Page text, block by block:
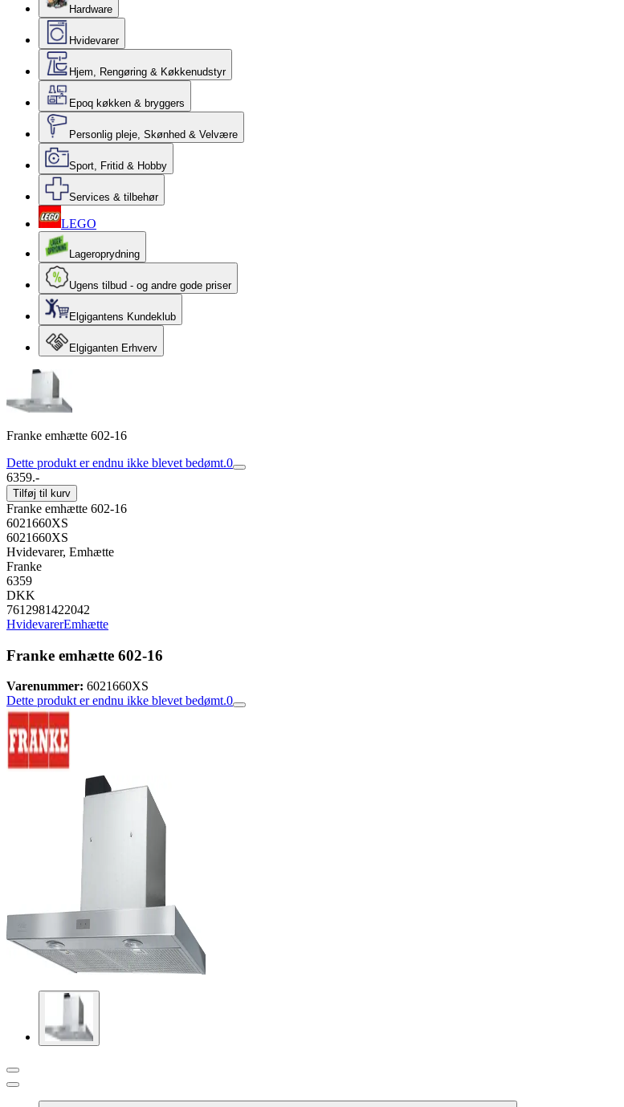
Hardware
Hvidevarer
Hjem, Rengøring & Køkkenudstyr
Epoq køkken & bryggers
Personlig pleje, Skønhed & Velvære
Sport, Fritid & Hobby
Services & tilbehør
LEGO
Lageroprydning
Ugens tilbud - og andre gode priser
Elgigantens Kundeklub
Elgiganten Erhverv
Franke emhætte 602-16
Dette produkt er endnu ikke blevet bedømt.0
6359.-
Tilføj til kurv
Franke emhætte 602-16
6021660XS
6021660XS
Hvidevarer, Emhætte
Franke
6359
DKK
7612981422042
HvidevarerEmhætte
Franke emhætte 602-16
Varenummer: 6021660XS
Dette produkt er endnu ikke blevet bedømt.0